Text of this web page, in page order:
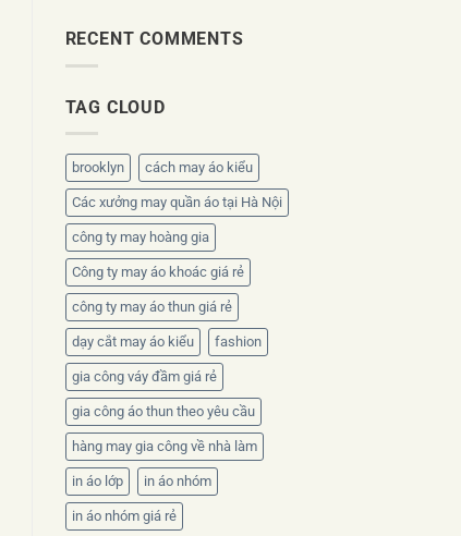
nào?
RECENT COMMENTS
TAG CLOUD
brooklyn cách may áo kiểu
Các xưởng may quần áo tại Hà Nội
công ty may hoàng gia
Công ty may áo khoác giá rẻ
công ty may áo thun giá rẻ
dạy cắt may áo kiểu fashion
gia công váy đầm giá rẻ
gia công áo thun theo yêu cầu
hàng may gia công về nhà làm
in áo lớp in áo nhóm
in áo nhóm giá rẻ